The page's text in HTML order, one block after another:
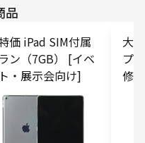
品
価 iPad SIM付属
ン（7GB） [イベ
・展示会向け]
大
プ
修